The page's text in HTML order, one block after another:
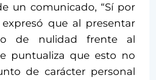
un comunicado, “Sí por
expresó que al presentar
de nulidad frente al
puntualiza que esto no
de carácter personal